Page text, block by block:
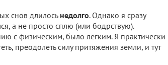
снов длилось недолго. Однако я сразу
а не просто сплю (или бодрствую).
с физическим, было лёгким. Я практически
преодолеть силу притяжения земли, и тут